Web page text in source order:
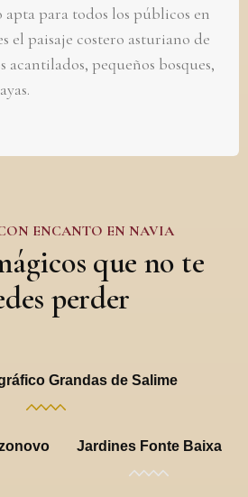
para todos los públicos en
el paisaje costero asturiano de
acantilados, pequeños bosques,
ENCANTO EN NAVIA
que no te
perder
Grandas de Salime
Jardines Fonte Baixa